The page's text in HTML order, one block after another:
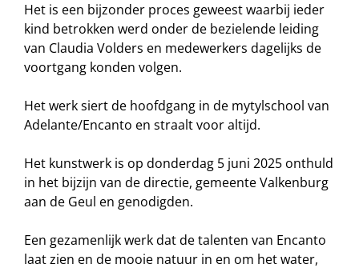
Het is een bijzonder proces geweest waarbij ieder
kind betrokken werd onder de bezielende leiding
van Claudia Volders en medewerkers dagelijks de
voortgang konden volgen.
Het werk siert de hoofdgang in de mytylschool van
Adelante/Encanto en straalt voor altijd.
Het kunstwerk is op donderdag 5 juni 2025 onthuld
in het bijzijn van de directie, gemeente Valkenburg
aan de Geul en genodigden.
Een gezamenlijk werk dat de talenten van Encanto
laat zien en de mooie natuur in en om het water,